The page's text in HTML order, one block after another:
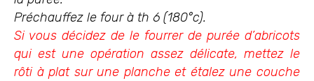
Préchauffez le four à th 6 (180°c).
Si vous décidez de le fourrer de purée d’abricots
qui est une opération assez délicate, mettez le
rôti à plat sur une planche et étalez une couche